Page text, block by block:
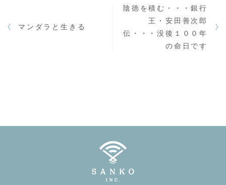
マンダラと生きる
陰徳を積む・・・銀行
王・安田善次郎
伝・・・没後１００年
の命日です